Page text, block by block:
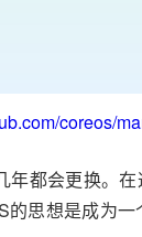
coreos/
都会更换。
思想是成为